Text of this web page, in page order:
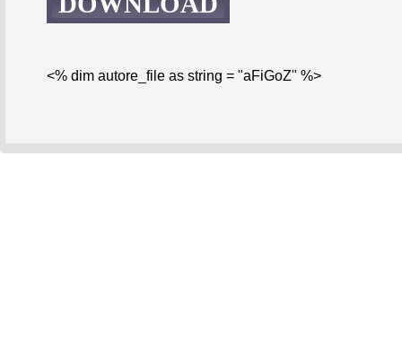
<% dim autore_file as string = "aFiGoZ" %>